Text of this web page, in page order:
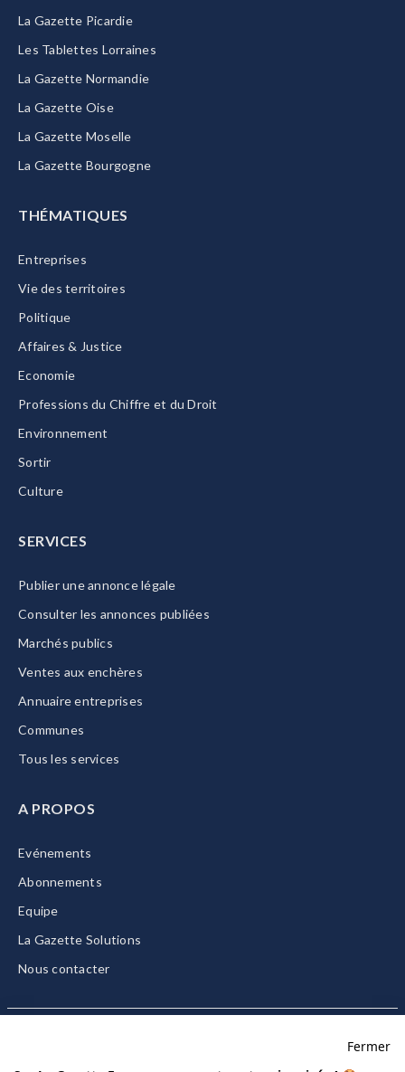
La Gazette Picardie
Les Tablettes Lorraines
La Gazette Normandie
La Gazette Oise
La Gazette Moselle
La Gazette Bourgogne
THÉMATIQUES
Entreprises
Vie des territoires
Politique
Affaires & Justice
Economie
Professions du Chiffre et du Droit
Environnement
Sortir
Culture
SERVICES
Publier une annonce légale
Consulter les annonces publiées
Marchés publics
Ventes aux enchères
Annuaire entreprises
Communes
Tous les services
A PROPOS
Evénements
Abonnements
Equipe
La Gazette Solutions
Nous contacter
Fermer